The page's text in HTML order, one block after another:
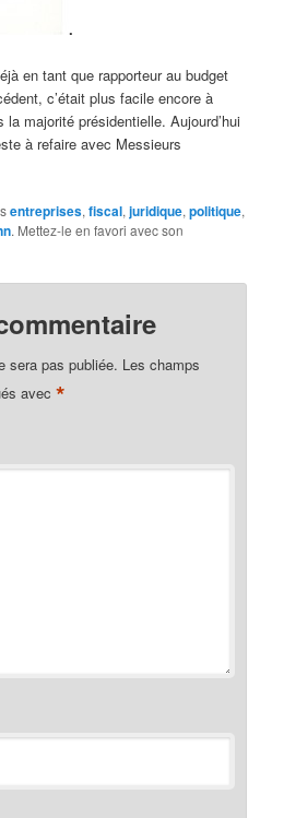
.
en tant que rapporteur au budget
c’était plus facile encore à
la majorité présidentielle. Aujourd’hui
à refaire avec Messieurs
entreprises,fiscal,juridique,politique,
. Mettez-le en favori avec son
sera pas publiée. Les champs
avec*